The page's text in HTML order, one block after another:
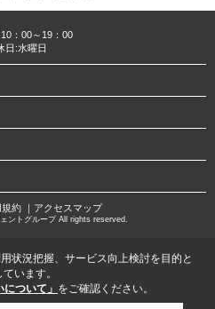
：00～19：00
日:水曜日
約｜ アクセスマップ
ントグループ All rights reserved.
状況把握、サービス向上検討を目的と
います。
ついて」 をご確認ください。